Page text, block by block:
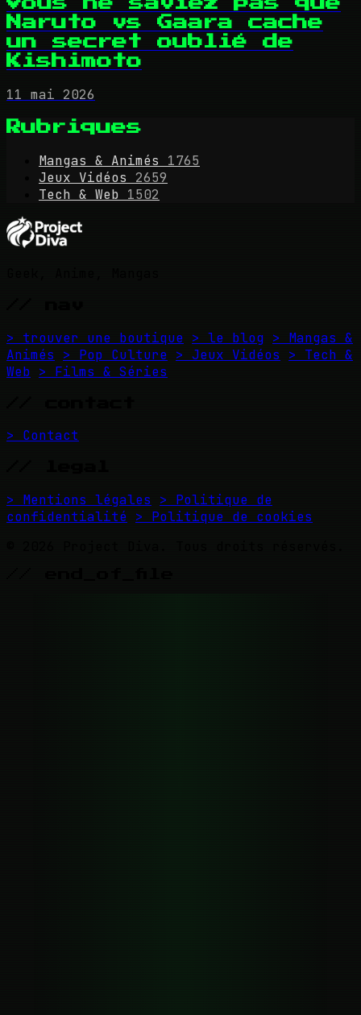
Naruto vs Gaara cache
un secret oublié de
Kishimoto
11 mai 2026
Rubriques
Mangas & Animés
1765
Jeux Vidéos
2659
Tech & Web 1502
> trouver une boutique > le blog > Mangas &
Animés
> Pop Culture > Jeux Vidéos
> Tech &
Web > Films & Séries
> Contact
> Mentions légales
> Politique de
confidentialité > Politique de cookies